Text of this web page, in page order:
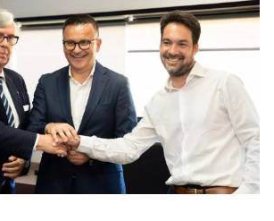
entre dos coches en la
de Outariz